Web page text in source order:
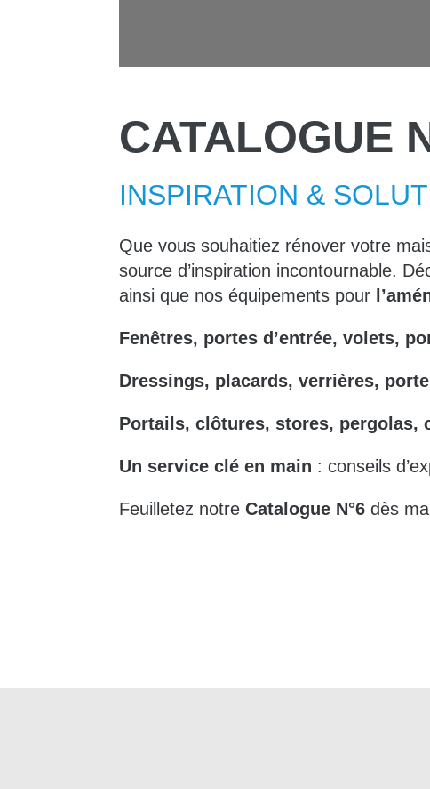
CATALOGUE
INSPIRATION &
Que vous souhaitiez rénover votre
source d’inspiration incontournable.
ainsi que nos équipements pour
Fenêtres, portes d’entrée, volets,
Dressings, placards, verrières,
Portails, clôtures, stores, pergolas,
Un service clé en main : conseils
Feuilletez notreCatalogue N°6 dès